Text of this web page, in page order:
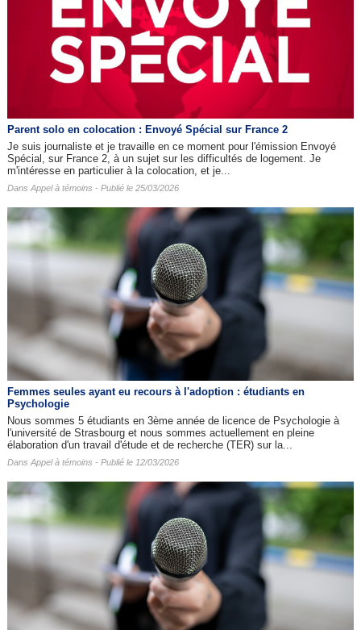
Parent solo en colocation : Envoyé Spécial sur France 2
Je suis journaliste et je travaille en ce moment pour l'émission Envoyé
Spécial, sur France 2, à un sujet sur les difficultés de logement. Je
m'intéresse en particulier à la colocation, et je...
Dans Appel à témoins - Publié le 25/03/2026
Femmes seules ayant eu recours à l'adoption : étudiants en
Psychologie
Nous sommes 5 étudiants en 3ème année de licence de Psychologie à
l'université de Strasbourg et nous sommes actuellement en pleine
élaboration d'un travail d'étude et de recherche (TER) sur la...
Dans Appel à témoins - Publié le 12/03/2026